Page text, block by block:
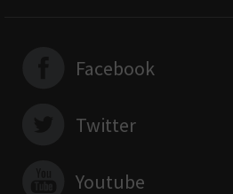
Facebook
Twitter
Youtube